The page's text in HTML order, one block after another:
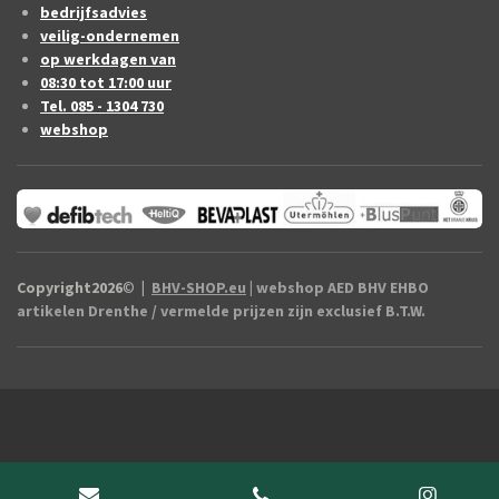
bedrijfsadvies
veilig-ondernemen
op werkdagen van
08:30 tot 17:00 uur
Tel. 085 - 1304 730
webshop
Copyright2026© | BHV-SHOP.eu | webshop AED BHV EHBO
artikelen Drenthe / vermelde prijzen zijn exclusief B.T.W.